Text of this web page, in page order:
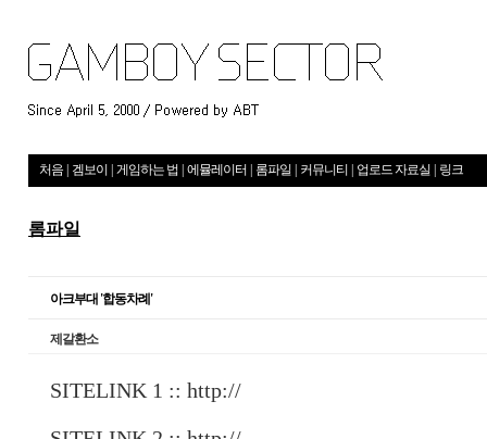
처음 겜보이 게임하는 법 에뮬레이터 롬파일 커뮤니티 업로드 자료실 링크
롬파일
아크부대 '합동차례'
제갈환소
SITELINK 1 :: http://